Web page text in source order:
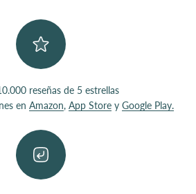
reseñas de 5 estrellas
en Amazon, App Store y Google Play.